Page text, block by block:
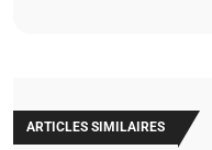
ARTICLES SIMILAIRES